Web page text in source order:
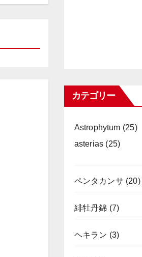
カテゴリー
Astrophytum (25)
asterias (25)
ペンタカンサ (20)
緋牡丹錦 (7)
ヘキラン (3)